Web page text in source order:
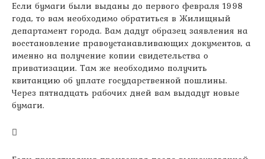
Если бумаги были выданы до первого февраля 1998
года, то вам необходимо обратиться в Жилищный
департамент города. Вам дадут образец заявления на
восстановление правоустанавливающих документов, а
именно на получение копии свидетельства о
приватизации. Там же необходимо получить
квитанцию об уплате государственной пошлины.
Через пятнадцать рабочих дней вам выдадут новые
бумаги.